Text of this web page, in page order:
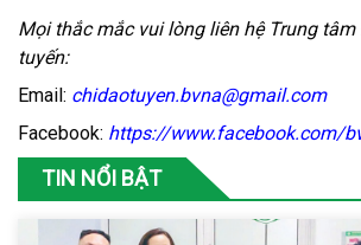
Mọi thắc mắc vui lòng liên hệ Trung
tuyến:
Email: chidaotuyen.bvna@gmail.com
Facebook: https://www.facebook.com/
TIN NỔI BẬT